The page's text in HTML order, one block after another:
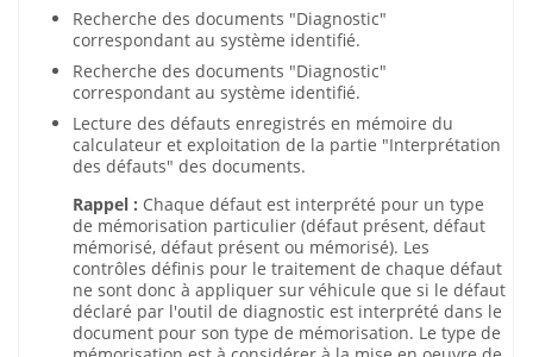
Recherche des documents "Diagnostic"
correspondant au système identifié.
Recherche des documents "Diagnostic"
correspondant au système identifié.
Lecture des défauts enregistrés en mémoire du
calculateur et exploitation de la partie "Interprétation
des défauts" des documents.
Rappel : Chaque défaut est interprété pour un type
de mémorisation particulier (défaut présent, défaut
mémorisé, défaut présent ou mémorisé). Les
contrôles définis pour le traitement de chaque défaut
ne sont donc à appliquer sur véhicule que si le défaut
déclaré par l'outil de diagnostic est interprété dans le
document pour son type de mémorisation. Le type de